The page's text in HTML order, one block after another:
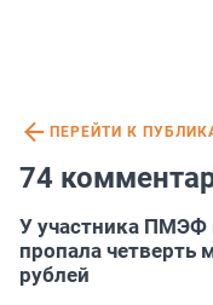
ПЕРЕЙТИ К
74
У участника ПМЭФ
пропала четверть
рублей